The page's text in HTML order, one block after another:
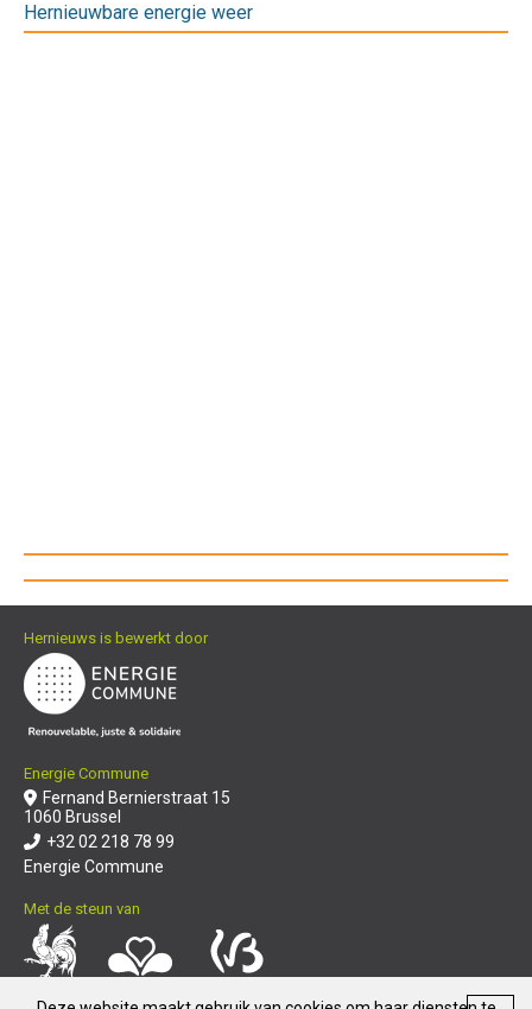
Hernieuwbare energie weer
Hernieuws is bewerkt door
Energie Commune
Fernand Bernierstraat 15
1060 Brussel
+32 02 218 78 99
Energie Commune
Met de steun van